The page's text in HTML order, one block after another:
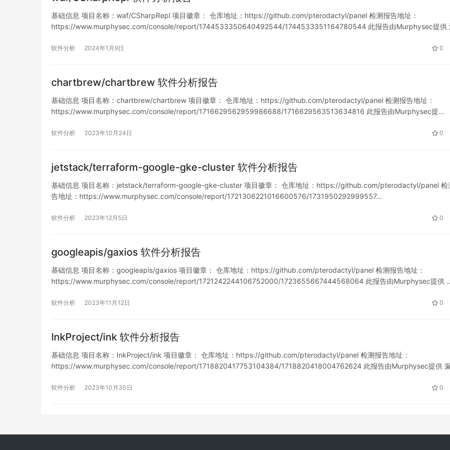
基础信息 项目名称：waf/CSharpRepl 项目徽章： 仓库地址：https://github.com/pterodactyl/panel 检测报告地址：
https://www.murphysec.com/console/report/1744533350640492544/1744533351164780544 此报告由Murphysec提供
软件分析 2024年1月9日 0
chartbrew/chartbrew 软件分析报告
基础信息 项目名称：chartbrew/chartbrew 项目徽章： 仓库地址：https://github.com/pterodactyl/panel 检测报告地址：
https://www.murphysec.com/console/report/1716629562959986688/1716629563513634816 此报告由Murphysec提…
软件分析 2023年10月24日 0
jetstack/terraform-google-gke-cluster 软件分析报告
基础信息 项目名称：jetstack/terraform-google-gke-cluster 项目徽章： 仓库地址：https://github.com/pterodactyl/panel 检
告地址：https://www.murphysec.com/console/report/1721306221016600576/1731950292999557…
软件分析 2023年12月5日 0
googleapis/gaxios 软件分析报告
基础信息 项目名称：googleapis/gaxios 项目徽章： 仓库地址：https://github.com/pterodactyl/panel 检测报告地址：
https://www.murphysec.com/console/report/1721242244106752000/1723655667444568064 此报告由Murphysec提供
软件分析 2023年11月12日 0
InkProject/ink 软件分析报告
基础信息 项目名称：InkProject/ink 项目徽章： 仓库地址：https://github.com/pterodactyl/panel 检测报告地址：
https://www.murphysec.com/console/report/1718820417753104384/1718820418004762624 此报告由Murphysec提供
软件分析 2023年10月30日 0